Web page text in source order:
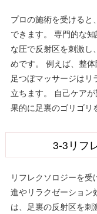
プロの施術を受ける
できます。 専門的な
な圧で反射区を刺激し
めです。 例えば、整体
足つぼマッサージは
立ちます。 自己ケア
果的に足裏のゴリゴリ
3-3リフ
リフレクソロジーを
進やリラクゼーション
は、足裏の反射区を刺